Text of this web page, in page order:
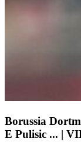
Borussia
E Pulisic ... |